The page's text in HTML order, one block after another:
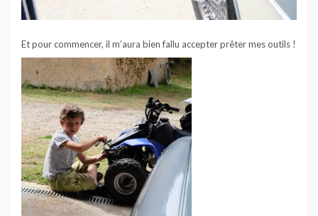
Et pour commencer, il m’aura bien fallu accepter prêter mes outils !